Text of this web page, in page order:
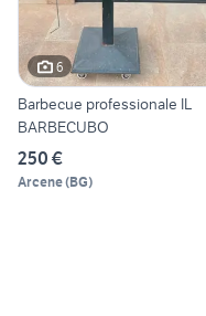
6
Barbecue professionale IL
BARBECUBO
250 €
Arcene(BG)